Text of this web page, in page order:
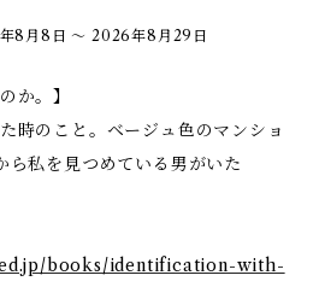
8月8日 〜 2026年8月29日
か。】
時のこと。ベージュ色のマンショ
ら私を見つめている男がいた
books/identification-with-